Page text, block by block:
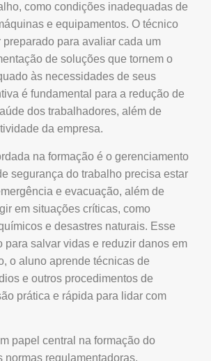
como condições inadequadas de
e equipamentos. O técnico
para avaliar cada um
de soluções que tornem o
às necessidades de seus
é fundamental para a redução de
dos trabalhadores, além de
da empresa.
na formação é o gerenciamento
segurança do trabalho precisa estar
e evacuação, além de
em situações críticas, como
e desastres naturais. Esse
salvar vidas e reduzir danos em
o aluno aprende técnicas de
e outros procedimentos de
prática e rápida para lidar com
papel central na formação do
normas regulamentadoras,